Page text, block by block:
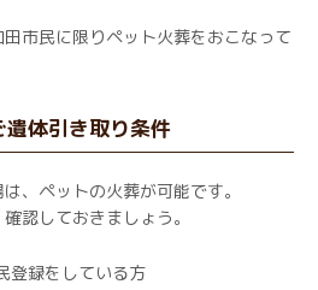
市民に限りペット火葬をおこなって
体引き取り条件
、ペットの火葬が可能です。
認しておきましょう。
登録をしている方